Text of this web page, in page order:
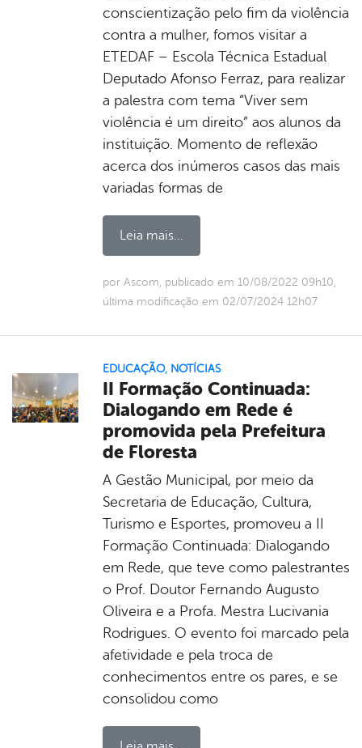
conscientização pelo fim da violência
contra a mulher, fomos visitar a
ETEDAF – Escola Técnica Estadual
Deputado Afonso Ferraz, para realizar
a palestra com tema “Viver sem
violência é um direito” aos alunos da
instituição. Momento de reflexão
acerca dos inúmeros casos das mais
variadas formas de
Leia mais...
por Ascom, publicado em 10/08/2022 09h10,
última modificação em 02/07/2024 12h07
EDUCAÇÃO, NOTÍCIAS
II Formação Continuada:
Dialogando em Rede é
promovida pela Prefeitura
de Floresta
A Gestão Municipal, por meio da
Secretaria de Educação, Cultura,
Turismo e Esportes, promoveu a II
Formação Continuada: Dialogando
em Rede, que teve como palestrantes
o Prof. Doutor Fernando Augusto
Oliveira e a Profa. Mestra Lucivania
Rodrigues. O evento foi marcado pela
afetividade e pela troca de
conhecimentos entre os pares, e se
consolidou como